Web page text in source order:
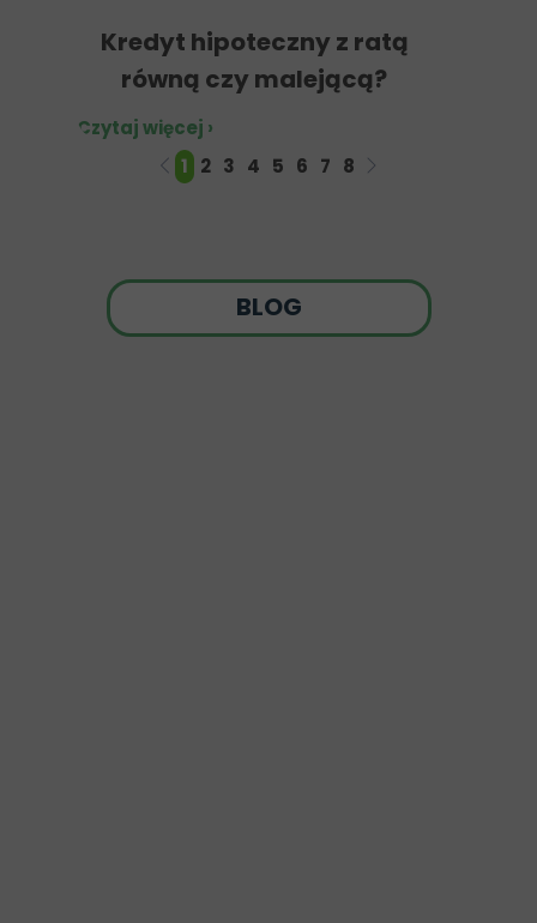
BLOG
Kredyt hipoteczny z ratą
równą czy malejącą?
Czytaj więcej ›
1 2 3 4 5 6 7 8